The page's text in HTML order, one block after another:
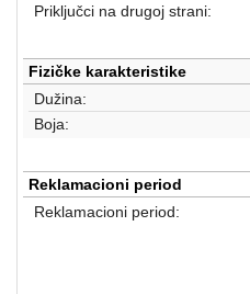
Software
Sve
kategorije
Priključci na drugoj strani:
Fizičke karakteristike
Dužina:
Boja:
Reklamacioni period
Reklamacioni period: